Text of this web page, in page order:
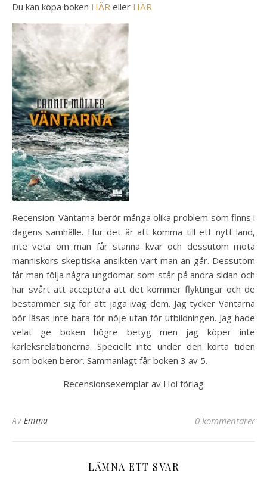
Du kan köpa boken HÄR eller HÄR
Recension: Väntarna berör många olika problem som finns i
dagens samhälle. Hur det är att komma till ett nytt land,
inte veta om man får stanna kvar och dessutom möta
människors skeptiska ansikten vart man än går. Dessutom
får man följa några ungdomar som står på andra sidan och
har svårt att acceptera att det kommer flyktingar och de
bestämmer sig för att jaga iväg dem. Jag tycker Väntarna
bör läsas inte bara för nöje utan för utbildningen. Jag hade
velat ge boken högre betyg men jag köper inte
kärleksrelationerna. Speciellt inte under den korta tiden
som boken berör. Sammanlagt får boken 3 av 5.
Recensionsexemplar av Hoi förlag
Av Emma 0 kommentarer
LÄMNA ETT SVAR